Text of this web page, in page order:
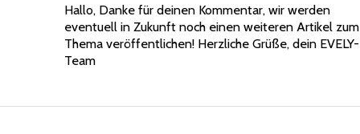
Das „Echte-Person“-Abzeichen!
Anti-
Spam
von
Hallo, Danke für deinen Kommentar, wir werden
eventuell in Zukunft noch einen weiteren Artikel zum
Thema veröffentlichen! Herzliche Grüße, dein EVELY-
Team